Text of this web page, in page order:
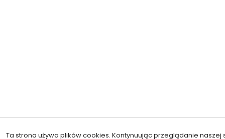
Ta strona używa plików cookies. Kontynuując przeglądanie naszej